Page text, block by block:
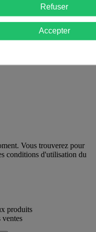
Vous trouverez pour
conditions d'utilisation du
produits
ventes
Refuser
Accepter